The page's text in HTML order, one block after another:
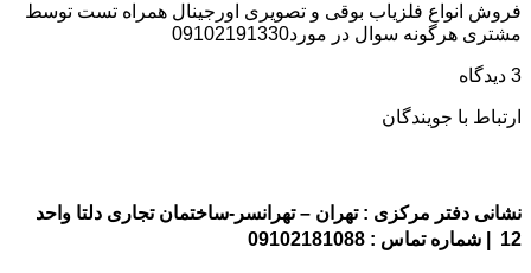
فروش انواع فلزیاب بوقی و تصویری اورجینال همراه تست توسط
مشتری هرگونه سوال در مورد09102191330
3 دیدگاه
ارتباط با جویندگان
نشانی دفتر مرکزی : تهران – تهرانسر-ساختمان تجاری دلتا واحد
12 | شماره تماس : 09102181088